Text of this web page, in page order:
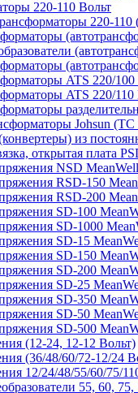
220-110 Вольт
220-110
ATS 220/100
ATS 220/110
Johsun
из
открытая плата
NSD MeanWell
RSD-150
RSD-200
SD-100
SD-1000
SD-15
SD-150
SD-200
SD-25
SD-350
SD-50
SD-500
(12-24, 12-12 Вольт)
(36/48/60/72-12/24
12/24/48/55/60/75/
55, 60,